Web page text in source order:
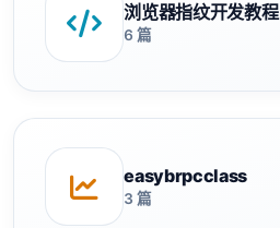
浏览器指纹开发教程
6 篇
easybrpcclass
3 篇